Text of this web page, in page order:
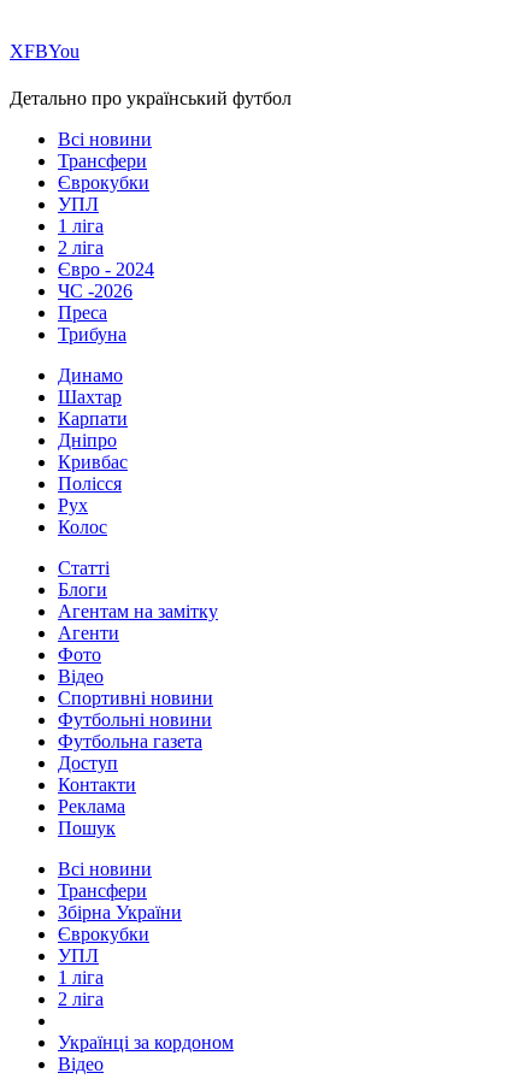
ХFBYou
Детально про український футбол
Всі новини
Трансфери
Єврокубки
УПЛ
1 ліга
2 ліга
Євро - 2024
ЧС -2026
Преса
Трибуна
Динамо
Шахтар
Карпати
Дніпро
Кривбас
Полісся
Рух
Колос
Статті
Блоги
Агентам на замітку
Агенти
Фото
Відео
Спортивні новини
Футбольні новини
Футбольна газета
Доступ
Контакти
Реклама
Пошук
Всі новини
Трансфери
Збірна України
Єврокубки
УПЛ
1 ліга
2 ліга
Українці за кордоном
Відео